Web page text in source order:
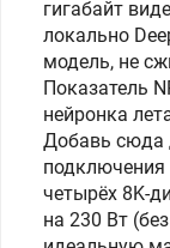
гигабайт
локально
модель, не
Показатель
нейронка
Добавь сюда
четырёх 8K-
на 230 Вт